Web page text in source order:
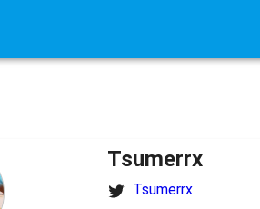
Tsumerrx
Tsumerrx